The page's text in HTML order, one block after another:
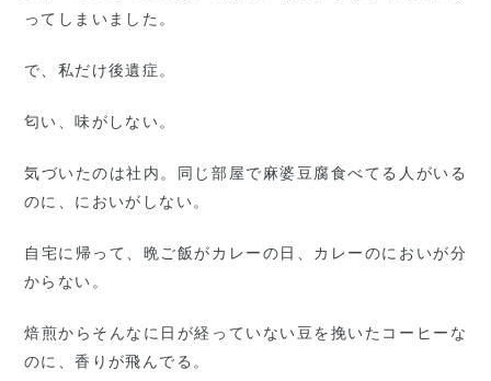
ってしまいました。
で、私だけ後遺症。
匂い、味がしない。
気づいたのは社内。同じ部屋で麻婆豆腐食べてる人がいる
のに、においがしない。
自宅に帰って、晩ご飯がカレーの日、カレーのにおいが分
からない。
焙煎からそんなに日が経っていない豆を挽いたコーヒーな
のに、香りが飛んでる。